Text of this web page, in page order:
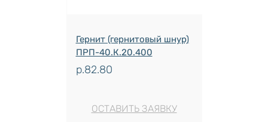
Гернит (гернитовый шнур)
ПРП-40.К.20.400
р.82.80
ОСТАВИТЬ ЗАЯВКУ